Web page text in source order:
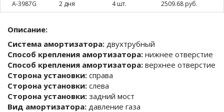
A-3987G 2 дня 4 шт. 2509.68 руб.
Описание:
Система амортизатора: двухтрубный
Способ крепления амортизатора: нижнее отверстие
Способ крепления амортизатора: верхнее отверстие
Сторона установки: справа
Сторона установки: слева
Сторона установки: задний мост
Вид амортизатора: давление газа